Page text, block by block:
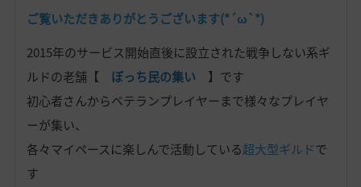
ご覧いただきありがとうございます(*´ω`*)
2015年のサービス開始直後に設立された戦争しない系ギ
ルドの老舗【 ぼっち民の集い 】です
初心者さんからベテランプレイヤーまで様々なプレイヤ
ーが集い、
各々マイペースに楽しんで活動している超大型ギルドで
す